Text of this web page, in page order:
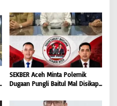
Masyarakat Diminta Hentikan
Penyebaran Hoaks | BONGKAR
‘Perkara.com
SEKBER Aceh Minta Polemik
Dugaan Pungli Baitul Mal Disikapi
Hukum terhadap Oknum |